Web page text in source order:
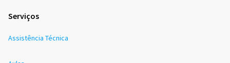
Serviços
Assistência Técnica